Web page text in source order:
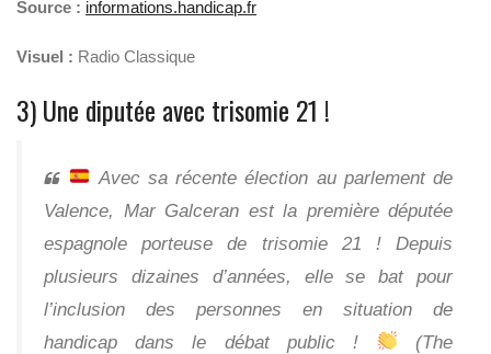
Source : informations.handicap.fr
Visuel : Radio Classique
3) Une diputée avec trisomie 21 !
Avec sa récente élection au parlement de
Valence, Mar Galceran est la première députée
espagnole porteuse de trisomie 21 ! Depuis
plusieurs dizaines d’années, elle se bat pour
l’inclusion des personnes en situation de
handicap dans le débat public !
(The